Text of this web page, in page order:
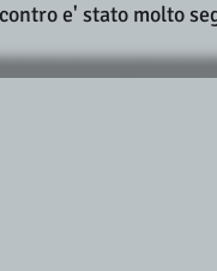
e' stato molto